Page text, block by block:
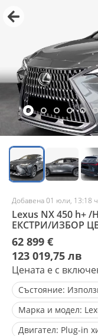
Добавена 01 юли, 13:18
Lexus NX 450 h+ /
ЕКСТРИ/ИЗБОР
62 899 €
123 019,75 лв
Цената е с
Състояние:
Марка и модел:
Двигател: Plug-in